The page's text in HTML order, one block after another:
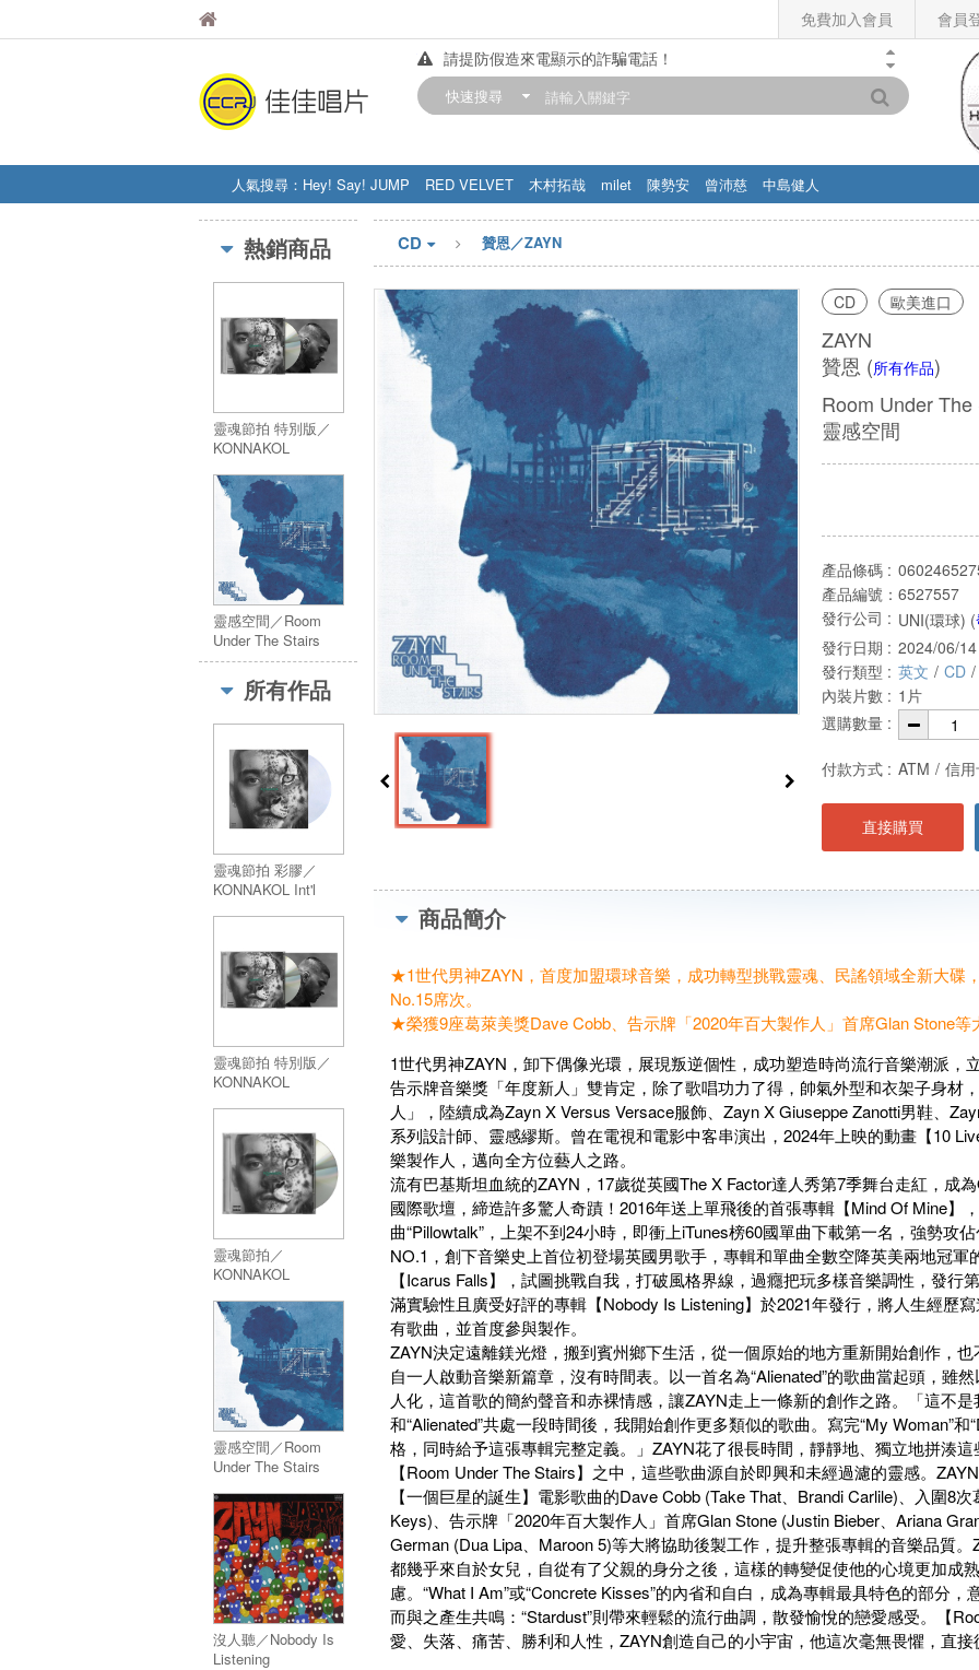
免費加入會員
會員
佳佳唱片
請提防假造來電顯示的詐騙電話！
【中華門市營業時間調整公告】
快速搜尋
人氣搜尋： Hey! Say! JUMP RED VELVET 木村拓哉 milet 陳勢安 曾沛慈
中島健人
STRAY KIDS
盧廣仲 周杰伦
熱銷商品
靈魂節拍 特別版／
KONNAKOL
靈感空間／Room
Under The Stairs
所有作品
靈魂節拍 彩膠／
KONNAKOL Int'l
靈魂節拍 特別版／
KONNAKOL
靈魂節拍／
KONNAKOL
靈感空間／Room
Under The Stairs
沒人聽／Nobody Is
Listening
CD 贊恩／ZAYN
CD 歐美進口
ZAYN
贊恩 (所有作品)
Room Under The
靈感空間
產品條碼 :
產品編號： 6527557
發行公司 : UNI(環球) (
發行日期 : 2024/06/14
發行類型 : 英文 / CD /
內裝片數 : 1片
選購數量 :
付款方式 : ATM / 信
直接購買
商品簡介
★1世代男神ZAYN，首度加盟環球音樂，成功轉型挑戰靈魂、民謠領域全新大碟
No.15席次。
★榮獲9座葛萊美獎Dave Cobb、告示牌「2020年百大製作人」首席Glan Stone等
1世代男神ZAYN，卸下偶像光環，展現叛逆個性，成功塑造時尚流行音樂潮派，
告示牌音樂獎「年度新人」雙肯定，除了歌唱功力了得，帥氣外型和衣架子身材
人」，陸續成為Zayn X Versus Versace服飾、Zayn X Giuseppe Zanotti男鞋、
系列設計師、靈感繆斯。曾在電視和電影中客串演出，2024年上映的動畫【10
樂製作人，邁向全方位藝人之路。
流有巴基斯坦血統的ZAYN，17歲從英國The X Factor達人秀第7季舞台走紅，成
國際歌壇，締造許多驚人奇蹟！2016年送上單飛後的首張專輯【Mind Of Mine】
曲“Pillowtalk”，上架不到24小時，即衝上iTunes榜60國單曲下載第一名，強勢攻
NO.1，創下音樂史上首位初登場英國男歌手，專輯和單曲全數空降英美兩地冠軍
【Icarus Falls】，試圖挑戰自我，打破風格界線，過癮把玩多樣音樂調性，發行
滿實驗性且廣受好評的專輯【Nobody Is Listening】於2021年發行，將人生經歷
有歌曲，並首度參與製作。
ZAYN決定遠離鎂光燈，搬到賓州鄉下生活，從一個原始的地方重新開始創作，
自一人啟動音樂新篇章，沒有時間表。以一首名為“Alienated”的歌曲當起頭，雖
人化，這首歌的簡約聲音和赤裸情感，讓ZAYN走上一條新的創作之路。「這不
和“Alienated”共處一段時間後，我開始創作更多類似的歌曲。寫完“My Woman”和
格，同時給予這張專輯完整定義。」ZAYN花了很長時間，靜靜地、獨立地拼湊
【Room Under The Stairs】之中，這些歌曲源自於即興和未經過濾的靈感。
【一個巨星的誕生】電影歌曲的Dave Cobb (Take That、Brandi Carlile)、入圍8
Keys)、告示牌「2020年百大製作人」首席Glan Stone (Justin Bieber、Ariana
German (Dua Lipa、Maroon 5)等大將協助後製工作，提升整張專輯的音樂品質
都幾乎來自於女兒，自從有了父親的身分之後，這樣的轉變促使他的心境更加成
慮。“What I Am”或“Concrete Kisses”的內省和自白，成為專輯最具特色的部分
而與之產生共鳴：“Stardust”則帶來輕鬆的流行曲調，散發愉悅的戀愛感受。【
愛、失落、痛苦、勝利和人性，ZAYN創造自己的小宇宙，他這次毫無畏懼，直